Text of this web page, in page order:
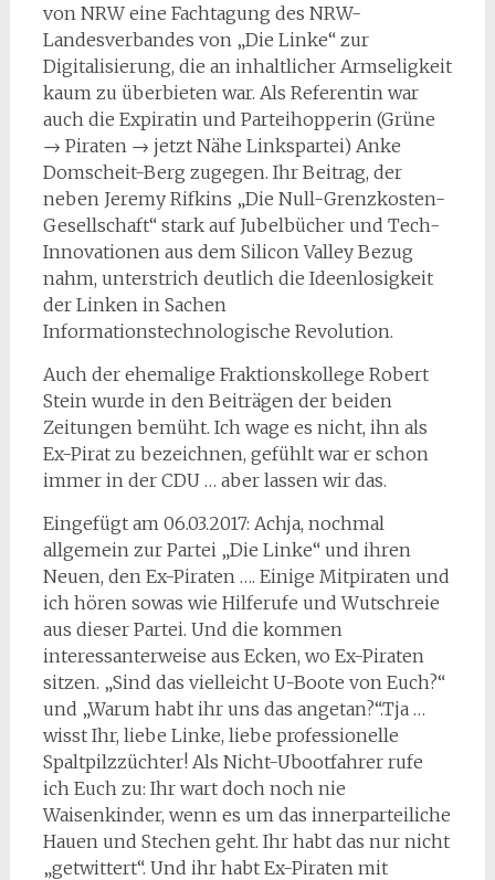
von NRW eine Fachtagung des NRW-
Landesverbandes von „Die Linke“ zur
Digitalisierung, die an inhaltlicher Armseligkeit
kaum zu überbieten war. Als Referentin war
auch die Expiratin und Parteihopperin (Grüne
→ Piraten → jetzt Nähe Linkspartei) Anke
Domscheit-Berg zugegen. Ihr Beitrag, der
neben Jeremy Rifkins „Die Null-Grenzkosten-
Gesellschaft“ stark auf Jubelbücher und Tech-
Innovationen aus dem Silicon Valley Bezug
nahm, unterstrich deutlich die Ideenlosigkeit
der Linken in Sachen
Informationstechnologische Revolution.
Auch der ehemalige Fraktionskollege Robert
Stein wurde in den Beiträgen der beiden
Zeitungen bemüht. Ich wage es nicht, ihn als
Ex-Pirat zu bezeichnen, gefühlt war er schon
immer in der CDU … aber lassen wir das.
Eingefügt am 06.03.2017: Achja, nochmal
allgemein zur Partei „Die Linke“ und ihren
Neuen, den Ex-Piraten …. Einige Mitpiraten und
ich hören sowas wie Hilferufe und Wutschreie
aus dieser Partei. Und die kommen
interessanterweise aus Ecken, wo Ex-Piraten
sitzen. „Sind das vielleicht U-Boote von Euch?“
und „Warum habt ihr uns das angetan?“.Tja …
wisst Ihr, liebe Linke, liebe professionelle
Spaltpilzzüchter! Als Nicht-Ubootfahrer rufe
ich Euch zu: Ihr wart doch noch nie
Waisenkinder, wenn es um das innerparteiliche
Hauen und Stechen geht. Ihr habt das nur nicht
„getwittert“. Und ihr habt Ex-Piraten mit